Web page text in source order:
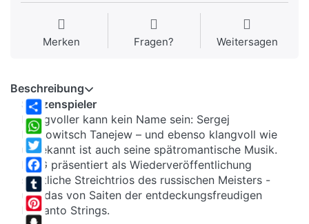
Merken Fragen? Weitersagen
Share
WhatsApp
Twitter
Facebook
Tumblr
Pinterest
Beschreibung
Spitzenspieler
Klangvoller kann kein Name sein: Sergej
Iwanowitsch Tanejew – und ebenso klangvoll wie
unbekannt ist auch seine spätromantische Musik.
MDG präsentiert als Wiederveröffentlichung
sämtliche Streichtrios des russischen Meisters -
und das von Saiten der entdeckungsfreudigen
Belcanto Strings.